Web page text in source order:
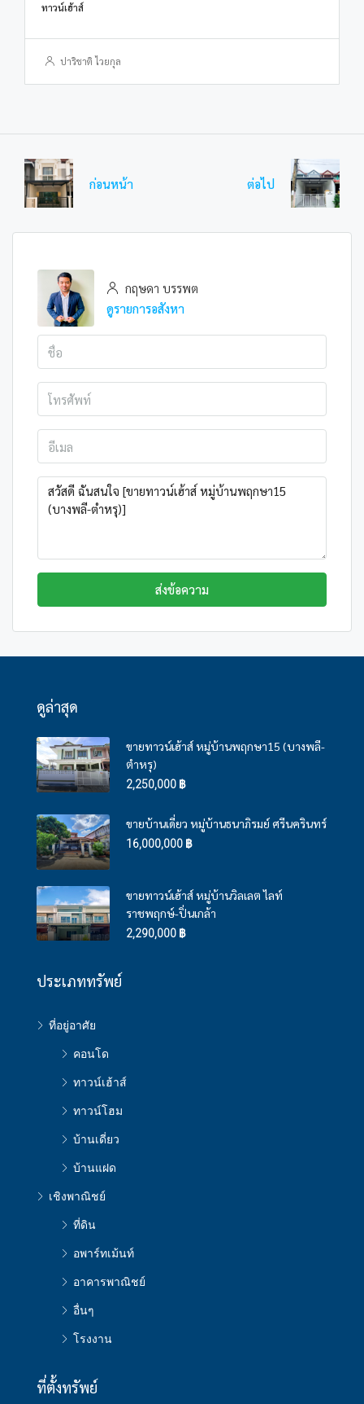
ทาวน์เฮ้าส์
ปาริชาติ ไวยกุล
ก่อนหน้า ต่อไป
กฤษดา บรรพต
ดูรายการอสังหา
ส่งข้อความ
ดูล่าสุด
ขายทาวน์เฮ้าส์ หมู่บ้านพฤกษา15 (บางพลี-
ตำหรุ)
2,250,000 ฿
ขายบ้านเดี่ยว หมู่บ้านธนาภิรมย์ ศรีนครินทร์
16,000,000 ฿
ขายทาวน์เฮ้าส์ หมู่บ้านวิลเลต ไลท์
ราชพฤกษ์-ปิ่นเกล้า
2,290,000 ฿
ประเภททรัพย์
ที่อยู่อาศัย
คอนโด
ทาวน์เฮ้าส์
ทาวน์โฮม
บ้านเดี่ยว
บ้านแฝด
เชิงพาณิชย์
ที่ดิน
อพาร์ทเม้นท์
อาคารพาณิชย์
อื่นๆ
โรงงาน
ที่ตั้งทรัพย์